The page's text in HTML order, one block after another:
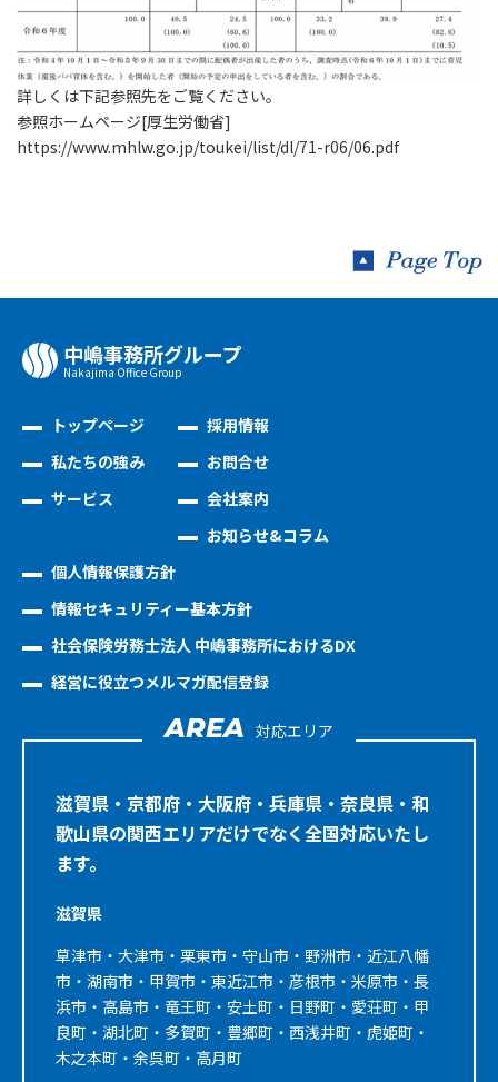
詳しくは下記参照先をご覧ください。
参照ホームページ[厚生労働省]
https://www.mhlw.go.jp/toukei/list/dl/71-r06/06.pdf
中嶋事務所グループ
Nakajima Oﬃce Group
トップページ
私たちの強み
サービス
採用情報
お問合せ
会社案内
お知らせ&コラム
個人情報保護方針
情報セキュリティー基本方針
社会保険労務士法人 中嶋事務所におけるDX
経営に役立つメルマガ配信登録
AREA 対応エリア
滋賀県・京都府・大阪府・兵庫県・奈良県・和
歌山県の関西エリアだけでなく全国対応いたし
ます。
滋賀県
草津市・大津市・栗東市・守山市・野洲市・近江八幡
市・湖南市・甲賀市・東近江市・彦根市・米原市・長
浜市・高島市・竜王町・安土町・日野町・愛荘町・甲
良町・湖北町・多賀町・豊郷町・西浅井町・虎姫町・
木之本町・余呉町・高月町